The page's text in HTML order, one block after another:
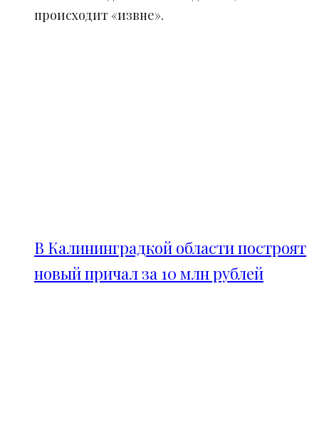
происходит «извне».
В Калининградкой области построят
новый причал за 10 млн рублей